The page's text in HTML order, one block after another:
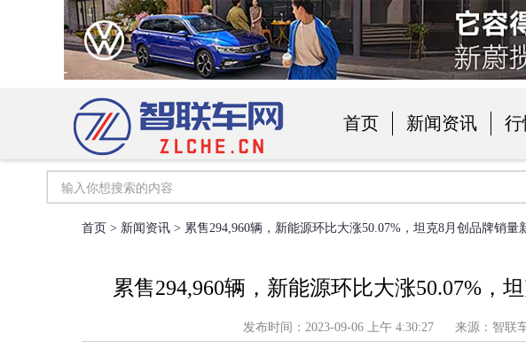
首页 新闻资讯 行
首页 > 新闻资讯 > 累售294,960辆，新能源环比大涨50.07%，坦克8月创品牌销量
累售294,960辆，新能源环比大涨50.07%，
发布时间：2023-09-06 上午 4:30:27 来源：智